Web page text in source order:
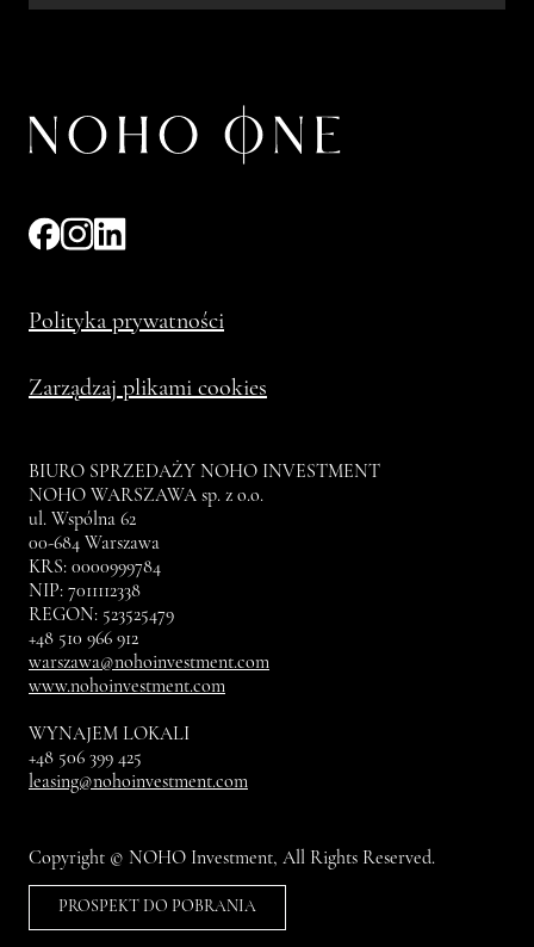
Polityka prywatności
Zarządzaj plikami cookies
BIURO SPRZEDAŻY NOHO INVESTMENT
NOHO WARSZAWA sp. z o.o.
ul. Wspólna 62
00-684 Warszawa
KRS: 0000999784
NIP: 7011112338
REGON: 523525479
+48 510 966 912
warszawa@nohoinvestment.com
www.nohoinvestment.com
WYNAJEM LOKALI
+48 506 399 425
leasing@nohoinvestment.com
Copyright © NOHO Investment, All Rights Reserved.
PROSPEKT DO POBRANIA